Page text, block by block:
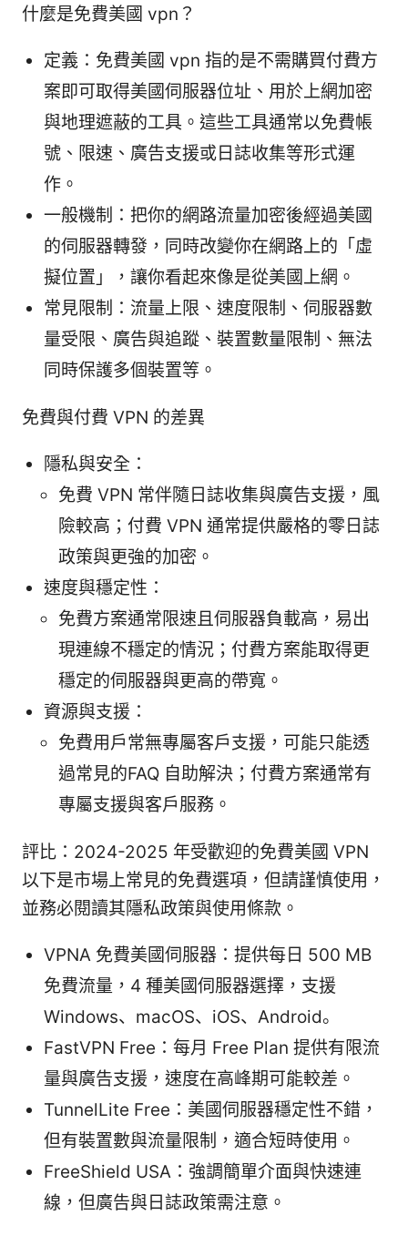
什麼是免費美國 vpn？
定義：免費美國 vpn 指的是不需購買付費方
案即可取得美國伺服器位址、用於上網加密
與地理遮蔽的工具。這些工具通常以免費帳
號、限速、廣告支援或日誌收集等形式運
作。
一般機制：把你的網路流量加密後經過美國
的伺服器轉發，同時改變你在網路上的「虛
擬位置」，讓你看起來像是從美國上網。
常見限制：流量上限、速度限制、伺服器數
量受限、廣告與追蹤、裝置數量限制、無法
同時保護多個裝置等。
免費與付費 VPN 的差異
隱私與安全：
免費 VPN 常伴隨日誌收集與廣告支援，風
險較高；付費 VPN 通常提供嚴格的零日誌
政策與更強的加密。
速度與穩定性：
免費方案通常限速且伺服器負載高，易出
現連線不穩定的情況；付費方案能取得更
穩定的伺服器與更高的帶寬。
資源與支援：
免費用戶常無專屬客戶支援，可能只能透
過常見的FAQ 自助解決；付費方案通常有
專屬支援與客戶服務。
評比：2024-2025 年受歡迎的免費美國 VPN
以下是市場上常見的免費選項，但請謹慎使用，
並務必閱讀其隱私政策與使用條款。
VPNA 免費美國伺服器：提供每日 500 MB
免費流量，4 種美國伺服器選擇，支援
Windows、macOS、iOS、Android。
FastVPN Free：每月 Free Plan 提供有限流
量與廣告支援，速度在高峰期可能較差。
TunnelLite Free：美國伺服器穩定性不錯，
但有裝置數與流量限制，適合短時使用。
FreeShield USA：強調簡單介面與快速連
線，但廣告與日誌政策需注意。